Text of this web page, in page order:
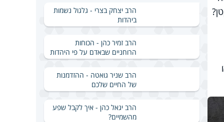
הרב יצחק בצרי - גלגול נשמות
ביהדות
הרב זמיר כהן - הכוחות
הרוחניים שבאדם על פי היהדות
הרב שניר גואטה - ההזדמנות
של החיים שלכם
הרב יגאל כהן - איך לקבל שפע
מהשמיים?